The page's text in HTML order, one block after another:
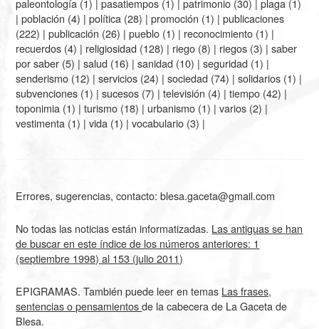
paleontología (1) |pasatiempos (1) |patrimonio (30) |plaga (1)
|población (4) |política (28) |promoción (1) |publicaciones
(222) |publicación (26) |pueblo (1) | reconocimiento (1) |
recuerdos (4) | religiosidad (128) | riego (8) | riegos (3) |saber
por saber (5) |salud (16) |sanidad (10) |seguridad (1) |
senderismo (12) |servicios (24) |sociedad (74) |solidarios (1) |
subvenciones (1) |sucesos (7) |televisión (4) |tiempo (42) |
toponimia (1) |turismo (18) | urbanismo (1) |varios (2) |
vestimenta (1) |vida (1) |vocabulario (3) |
Errores, sugerencias, contacto: blesa.gaceta@gmail.com
No todas las noticias están informatizadas. Las antiguas se han
de buscar en este índice de los números anteriores: 1
(septiembre 1998) al 153 (julio 2011)
EPIGRAMAS. También puede leer en temas Las frases,
sentencias o pensamientosde la cabecera de La Gaceta de
Blesa.